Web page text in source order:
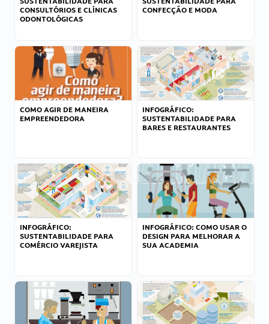
CONSULTÓRIOS E CLÍNICAS
ODONTOLÓGICAS
CONFECÇÃO E MODA
COMO AGIR DE MANEIRA
EMPREENDEDORA
INFOGRÁFICO:
SUSTENTABILIDADE PARA
BARES E RESTAURANTES
INFOGRÁFICO:
SUSTENTABILIDADE PARA
COMÉRCIO VAREJISTA
INFOGRÁFICO: COMO USAR O
DESIGN PARA MELHORAR A
SUA ACADEMIA